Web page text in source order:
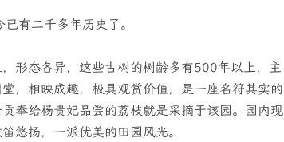
有二千多年历史了。
形态各异，这些古树的树龄多有500年以上，主
，相映成趣，极具观赏价值，是一座名符其实的
奉给杨贵妃品尝的荔枝就是采摘于该园。园内现
悠扬，一派优美的田园风光。